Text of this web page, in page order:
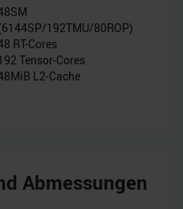
192TMU/80ROP)
RT-Cores
Tensor-Cores
L2-Cache
Abmessungen